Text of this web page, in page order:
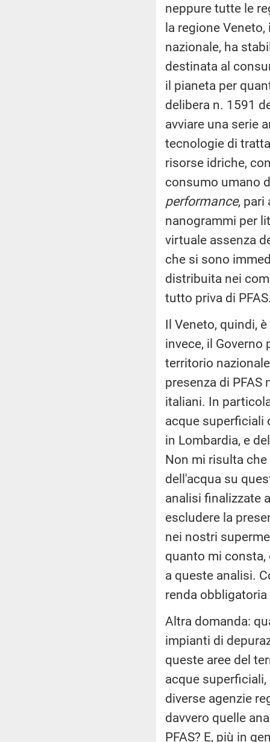
neppure tutte le
la regione
nazionale, ha
destinata al
il pianeta per
delibera n. 1591
avviare una serie
tecnologie di
risorse idriche,
consumo umano
performance, pari
nanogrammi per
virtuale assenza
che si sono
distribuita nei
tutto priva di
Il Veneto, quindi,
invece, il
territorio
presenza di
italiani. In
acque superficiali
in Lombardia, e
Non mi risulta
dell'acqua su
analisi finalizzate
escludere la
nei nostri
quanto mi
a queste analisi.
renda
Altra domanda:
impianti di
queste aree del
acque
diverse agenzie
davvero quelle
PFAS? E, più in